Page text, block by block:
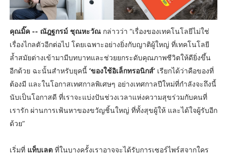
คุณมิ๊ค -- ณัฎฐกรม์ ชุณหะวัณกล่าวว่า “เรื่องของเทคโนโลยีไม่ใช่
เรื่องไกลตัวอีกต่อไป โดยเฉพาะอย่างยิ่งกับญาติผู้ใหญ่ ที่เทคโนโลยี
ล้ำสมัยต่างเข้ามามีบทบาทและช่วยยกระดับคุณภาพชีวิตให้ดียิ่งขึ้น
อีกด้วย ฉะนั้นสำหรับยุคนี้‘ของใช้อิเล็กทรอนิกส์’ เรียกได้ว่าคือของที่
ต้องมี และในโอกาสเทศกาลพิเศษๆ อย่างเทศกาลปีใหม่ที่กำลังจะถึงนี้
นับเป็นโอกาสดี ที่เราจะแบ่งปันช่วงเวลาแห่งความสุขร่วมกับคนที่
เรารัก ผ่านการเฟ้นหาของขวัญชิ้นใหญ่ ที่ทั้งสุขผู้ให้ และได้ใจผู้รับอีก
ด้วย”
เริ่มที่ แท็บเลตที่ในบางครั้งเราอาจจะได้รับการเซอร์ไพร์สจากใคร